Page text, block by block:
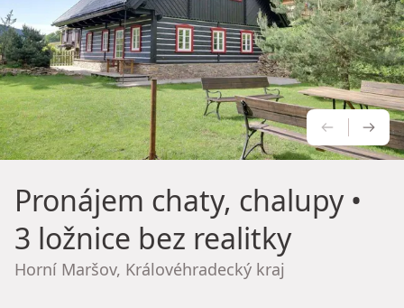
Pronájem chaty, chalupy•
3 ložnice bez realitky
Horní Maršov, Královéhradecký kraj